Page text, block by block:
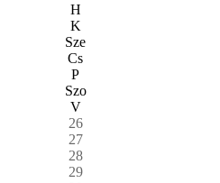
H
K
Sze
Cs
P
Szo
V
26
27
28
29